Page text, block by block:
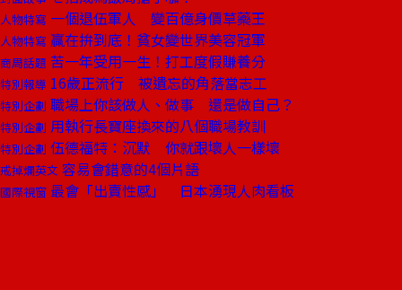
人物特寫 一個退伍軍人 變百億身價草藥王
人物特寫 贏在拚到底！貧女變世界美容冠軍
商周話題 苦一年受用一生！打工度假賺養分
特別報導 16歲正流行 被遺忘的角落當志工
特別企劃 職場上你該做人、做事 還是做自己？
特別企劃 用執行長寶座換來的八個職場教訓
特別企劃 伍德福特：沉默 你就跟壞人一樣壞
戒掉爛英文 容易會錯意的4個片語
國際視窗 最會「出賣性感」 日本湧現人肉看板